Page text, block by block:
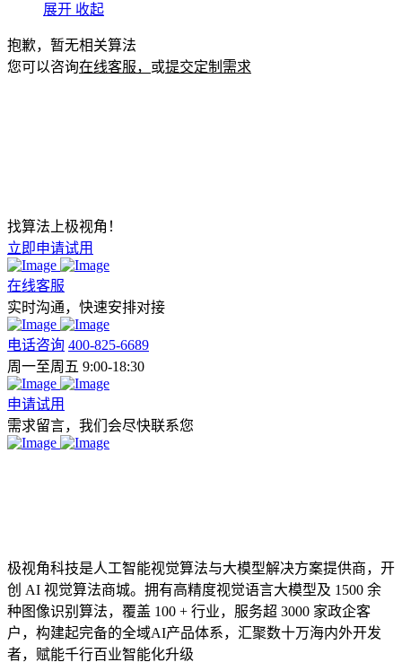
展开 收起
抱歉，暂无相关算法
您可以咨询在线客服， 或提交定制需求
找算法上极视角！
立即申请试用
在线客服
实时沟通，快速安排对接
电话咨询 400-825-6689
周一至周五 9:00-18:30
申请试用
需求留言，我们会尽快联系您
极视角科技是人工智能视觉算法与大模型解决方案提供商，开
创 AI 视觉算法商城。拥有高精度视觉语言大模型及 1500 余
种图像识别算法，覆盖 100 + 行业，服务超 3000 家政企客
户，构建起完备的全域AI产品体系，汇聚数十万海内外开发
者，赋能千行百业智能化升级